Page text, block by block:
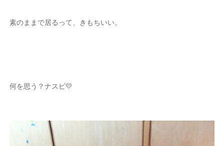
素のままで居るって、きもちいい。
何を思う？ナスビ💛